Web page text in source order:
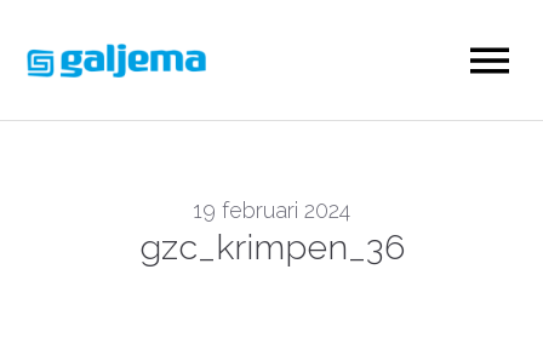
19 februari 2024
gzc_krimpen_36